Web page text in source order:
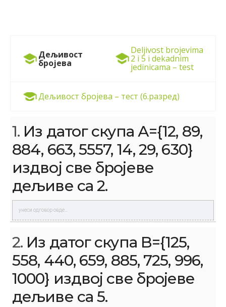
Дељивост
бројева
Deljivost brojevima
2 i 5 i dekadnim
jedinicama – test
Дељивост бројева – тест (6.разред)
1. Из датог скупа А={12, 89,
884, 663, 5557, 14, 29, 630}
издвој све бројеве
дељиве са 2.
2. Из датог скупа B={125,
558, 440, 659, 885, 725, 996,
1000} издвој све бројеве
дељиве са 5.